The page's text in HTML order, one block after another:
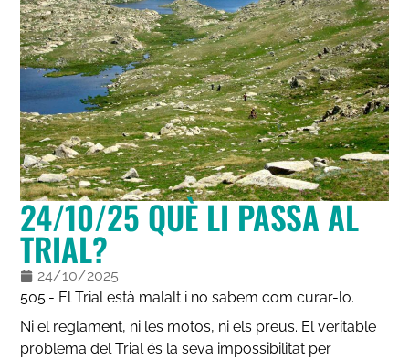
24/10/25 QUÈ LI PASSA AL
TRIAL?
24/10/2025
505.- El Trial està malalt i no sabem com curar-lo.
Ni el reglament, ni les motos, ni els preus. El veritable
problema del Trial és la seva impossibilitat per